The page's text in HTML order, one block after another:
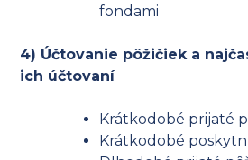
fondami
4) Účtovanie pôžičiek a
ich účtovaní
Krátkodobé prijaté
Krátkodobé